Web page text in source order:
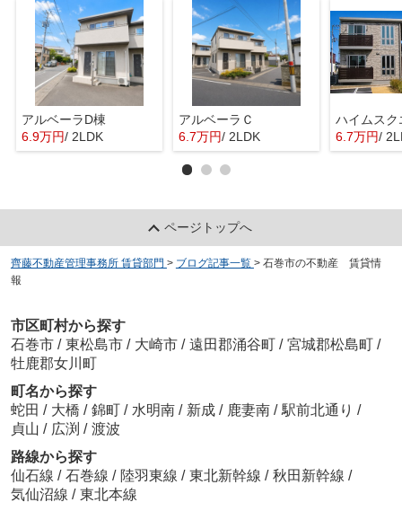
アルベーラD棟
6.9万円/ 2LDK
アルベーラＣ
6.7万円/ 2LDK 6.7万円/
ページトップへ
齊藤不動産管理事務所 賃貸部門 > ブログ記事一覧 > 石巻市の不動産 賃貸情
報
市区町村から探す
石巻市 / 東松島市 / 大崎市 / 遠田郡涌谷町 / 宮城郡松島町 /
牡鹿郡女川町
町名から探す
蛇田 / 大橋 / 錦町 / 水明南 / 新成 / 鹿妻南 / 駅前北通り /
貞山 / 広渕 / 渡波
路線から探す
仙石線 / 石巻線 / 陸羽東線 / 東北新幹線 / 秋田新幹線 /
気仙沼線 / 東北本線